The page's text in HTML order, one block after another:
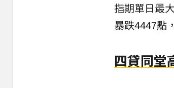
指期單日最
暴跌4447點
四貸同堂